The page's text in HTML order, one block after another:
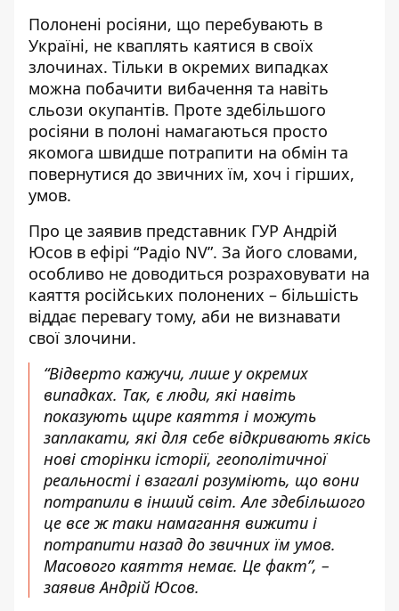
Полонені росіяни, що перебувають в
Україні, не кваплять каятися в своїх
злочинах. Тільки в окремих випадках
можна побачити вибачення та навіть
сльози окупантів. Проте здебільшого
росіяни в полоні намагаються просто
якомога швидше потрапити на обмін та
повернутися до звичних їм, хоч і гірших,
умов.
Про це заявив представник ГУР Андрій
Юсов в ефірі “Радіо NV”. За його словами,
особливо не доводиться розраховувати на
каяття російських полонених – більшість
віддає перевагу тому, аби не визнавати
свої злочини.
“Відверто кажучи, лише у окремих
випадках. Так, є люди, які навіть
показують щире каяття і можуть
заплакати, які для себе відкривають якісь
нові сторінки історії, геополітичної
реальності і взагалі розуміють, що вони
потрапили в інший світ. Але здебільшого
це все ж таки намагання вижити і
потрапити назад до звичних їм умов.
Масового каяття немає. Це факт”, –
заявив Андрій Юсов.